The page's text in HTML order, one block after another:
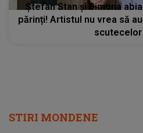
Ștefan Stan și Simona
părinți! Artistul nu vrea să
scutecelor
STIRI MONDENE